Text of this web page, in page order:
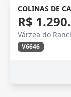
COLINAS DE
R$
Várzea do
V6646